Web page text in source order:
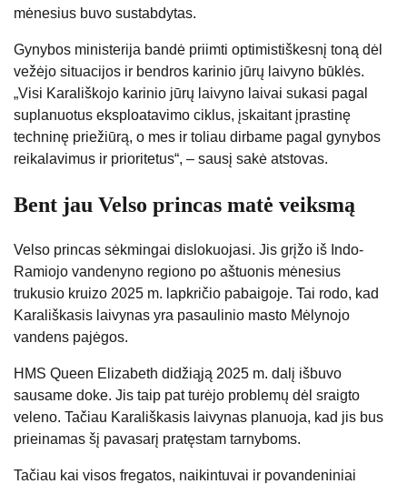
mėnesius buvo sustabdytas.
Gynybos ministerija bandė priimti optimistiškesnį toną dėl
vežėjo situacijos ir bendros karinio jūrų laivyno būklės.
„Visi Karališkojo karinio jūrų laivyno laivai sukasi pagal
suplanuotus eksploatavimo ciklus, įskaitant įprastinę
techninę priežiūrą, o mes ir toliau dirbame pagal gynybos
reikalavimus ir prioritetus“, – sausį sakė atstovas.
Bent jau Velso princas matė veiksmą
Velso princas sėkmingai dislokuojasi. Jis grįžo iš Indo-
Ramiojo vandenyno regiono po aštuonis mėnesius
trukusio kruizo 2025 m. lapkričio pabaigoje. Tai rodo, kad
Karališkasis laivynas yra pasaulinio masto Mėlynojo
vandens pajėgos.
HMS Queen Elizabeth didžiąją 2025 m. dalį išbuvo
sausame doke. Jis taip pat turėjo problemų dėl sraigto
veleno. Tačiau Karališkasis laivynas planuoja, kad jis bus
prieinamas šį pavasarį pratęstam tarnyboms.
Tačiau kai visos fregatos, naikintuvai ir povandeniniai